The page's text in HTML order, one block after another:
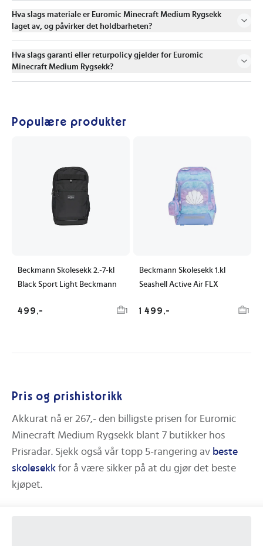
Hva slags materiale er Euromic Minecraft Medium Rygsekk
laget av, og påvirker det holdbarheten?
Hva slags garanti eller returpolicy gjelder for Euromic
Minecraft Medium Rygsekk?
Populære produkter
Beckmann Skolesekk 2.-7-kl
Black Sport Light Beckmann
499,- 1
Beckmann Skolesekk 1.kl
Seashell Active Air FLX
1 499,- 1
Pris og prishistorikk
Akkurat nå er 267,- den billigste prisen for Euromic
Minecraft Medium Rygsekk blant 7 butikker hos
Prisradar. Sjekk også vår topp 5-rangering av beste
skolesekk for å være sikker på at du gjør det beste
kjøpet.